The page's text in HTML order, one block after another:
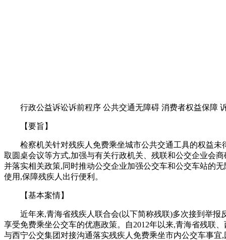
行政公益诉讼诉前程序 公共交通无障碍 消费者权益保障
【要旨】
检察机关针对残疾人免费乘坐城市公共交通工具的权益未
取圆桌会议等方式,加强与有关行政机关、残联和公交企业会
并落实相关政策,同时推动公交企业加强公交车和公交车站的
使用,保障残疾人出行便利。
【基本案情】
近年来,青海省残疾人联合会(以下简称残联)多次接到举报
享受免费乘坐公交车的优惠政策。自2012年以来,青海省残联
与西宁公交集团对接沟通落实残疾人免费乘坐市内公交车事宜